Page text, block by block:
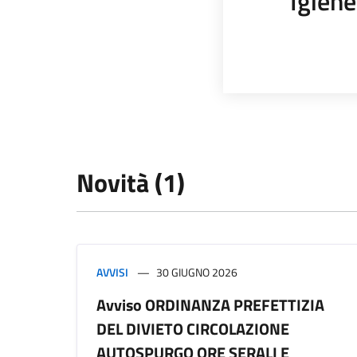
Novità (1)
AVVISI 30 GIUGNO 2026
Avviso ORDINANZA PREFETTIZIA
DEL DIVIETO CIRCOLAZIONE